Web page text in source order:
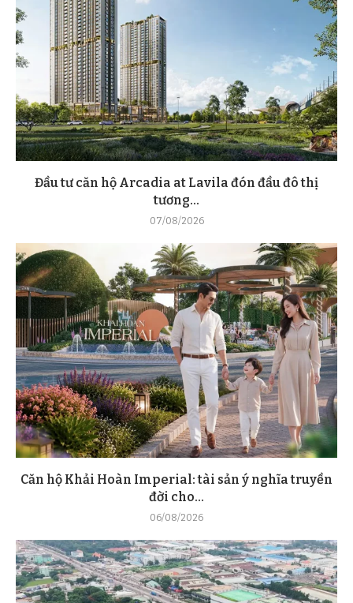
Đầu tư căn hộ Arcadia at Lavila đón đầu đô thị
tương...
07/08/2026
Căn hộ Khải Hoàn Imperial: tài sản ý nghĩa truyền
đời cho...
06/08/2026